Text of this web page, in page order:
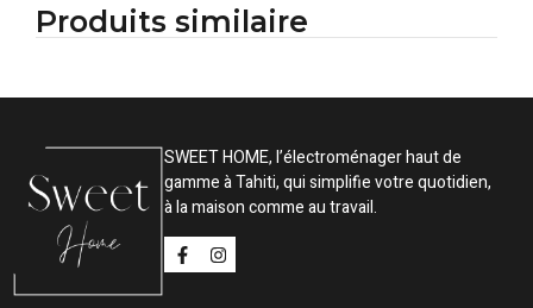
Produits similaire
SWEET HOME, l’électroménager haut de
gamme à Tahiti, qui simplifie votre quotidien,
à la maison comme au travail.